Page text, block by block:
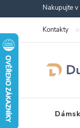
na
obsah
Nakupujte
Kontakty